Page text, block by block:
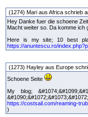
(1274) Mari aus Africa schrieb
Hey Danke fuer die schoene
Macht weiter so. Da komme ich
Here is my site; 10 best
https://anuntescu.ro/
(1273) Hayley aus Europe
Schoene Seite
My blog;
https://costsail.com/reaming-
)